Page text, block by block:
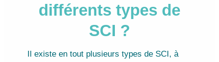
différents types de
SCI ?
Il existe en tout plusieurs types de SCI, à